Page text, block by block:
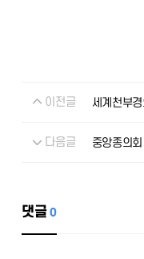
이전글 세계천부
다음글 중앙종의
댓글0